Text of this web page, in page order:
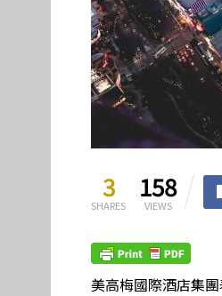
3
SHARES
158
VIEWS
美高梅國際酒店集